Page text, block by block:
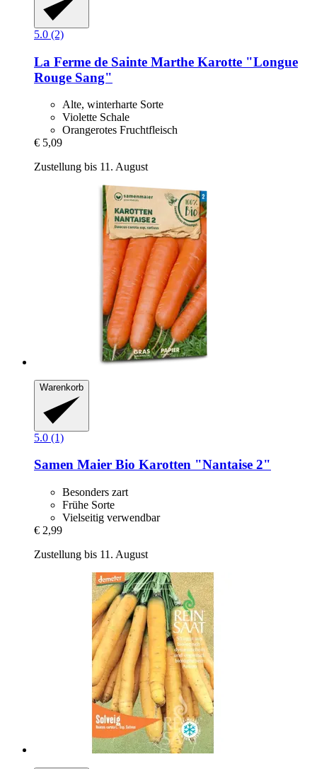
5.0 (2)
La Ferme de Sainte Marthe Karotte "Longue
Rouge Sang"
Alte, winterharte Sorte
Violette Schale
Orangerotes Fruchtfleisch
€ 5,09
Zustellung bis 11. August
Warenkorb
5.0 (1)
Samen Maier Bio Karotten "Nantaise 2"
Besonders zart
Frühe Sorte
Vielseitig verwendbar
€ 2,99
Zustellung bis 11. August